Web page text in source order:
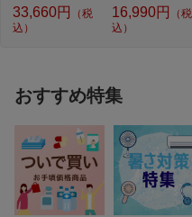
33,660円
（税
込）
16,990円
（税
込）
おすすめ特集